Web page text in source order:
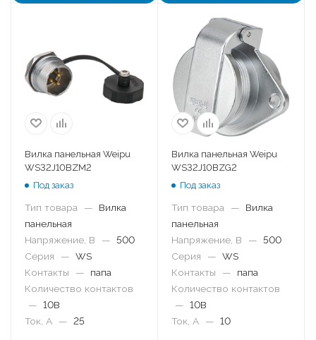
Вилка панельная Weipu
WS32J10BZM2
Под заказ
Тип товара —
Вилка
панельная
Напряжение, В
— 500
Серия
— WS
Контакты
—
папа
Количество контактов
— 10B
Ток, А
— 25
Вилка панельная Weipu
WS32J10BZG2
Под заказ
Тип товара —
Вилка
панельная
Напряжение, В
— 500
Серия
— WS
Контакты
—
папа
Количество контактов
— 10B
Ток, А
— 10